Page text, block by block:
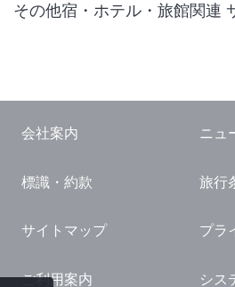
仙台 ホテル
東京ドーム ホテル
横浜 ホテル
熱海 ホテル
その他宿・ホテル・旅館関連
国内観光ガイド
旅行・観光情報
会社案内 ニュ
標識・約款 旅行
サイトマップ プラ
ご利用案内 シス